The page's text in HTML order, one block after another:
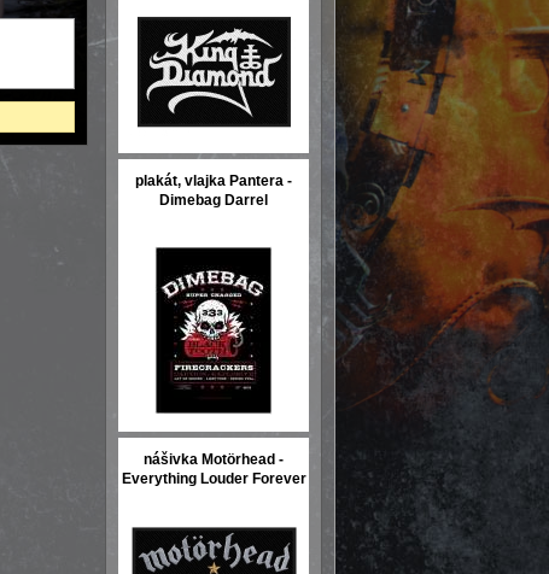
plakát, vlajka Pantera -
Dimebag Darrel
nášivka Motörhead -
Everything Louder Forever